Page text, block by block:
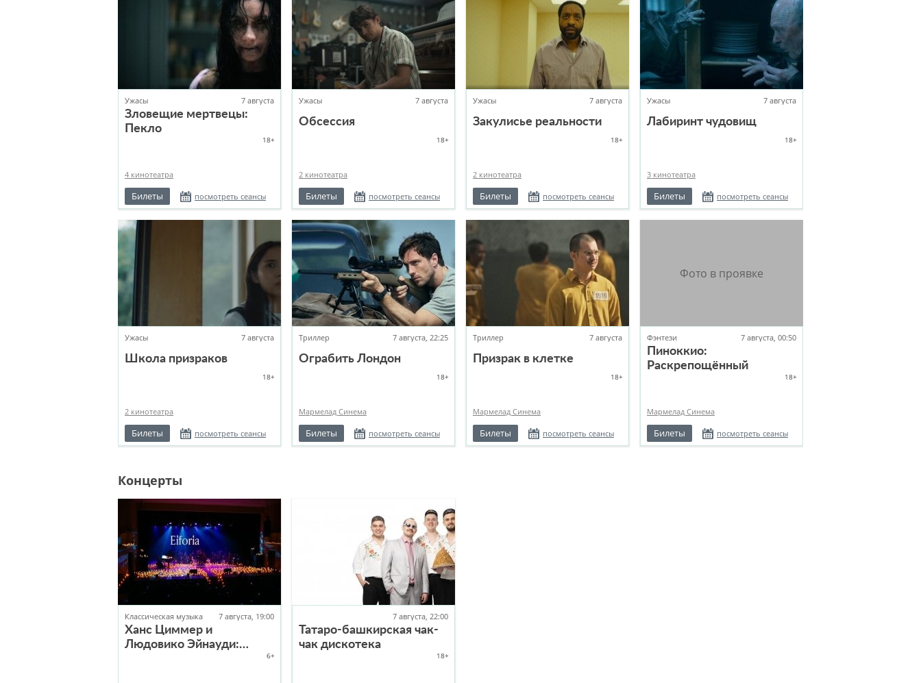
Ужасы 7 августа
Зловещие мертвецы:
Пекло
18+
4 кинотеатра
Билеты посмотреть сеансы
Ужасы 7 августа
Обсессия
18+
2 кинотеатра
Билеты посмотреть сеансы
Ужасы 7 августа
Закулисье реальности
18+
2 кинотеатра
Билеты посмотреть сеансы
Ужасы 7 августа
Лабиринт чудовищ
18+
3 кинотеатра
Билеты посмотреть сеансы
Ужасы 7 августа
Школа призраков
18+
2 кинотеатра
Билеты посмотреть сеансы
Триллер 7 августа, 22:25
Ограбить Лондон
18+
Мармелад Синема
Билеты посмотреть сеансы
Триллер 7 августа
Призрак в клетке
18+
Мармелад Синема
Билеты посмотреть сеансы
Фэнтези 7 августа, 00:50
Пиноккио:
Раскрепощённый
18+
Мармелад Синема
Билеты посмотреть сеансы
Концерты
Классическая музыка 7 августа, 19:00
Ханс Циммер и
Людовико Эйнауди:
6+
7 августа, 22:00
Татаро-башкирская чак-
чак дискотека
18+